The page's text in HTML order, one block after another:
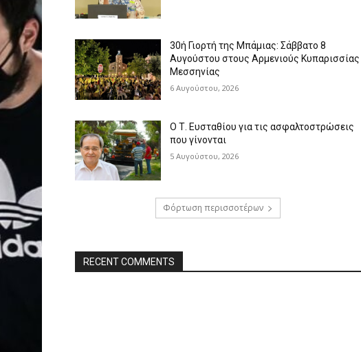
30ή Γιορτή της Μπάμιας: Σάββατο 8
Αυγούστου στους Αρμενιούς Κυπαρισσίας
Μεσσηνίας
6 Αυγούστου, 2026
Ο Τ. Ευσταθίου για τις ασφαλτοστρώσεις
που γίνονται
5 Αυγούστου, 2026
Φόρτωση περισσοτέρων
RECENT COMMENTS